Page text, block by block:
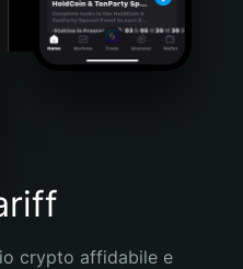
crypto affidabile e